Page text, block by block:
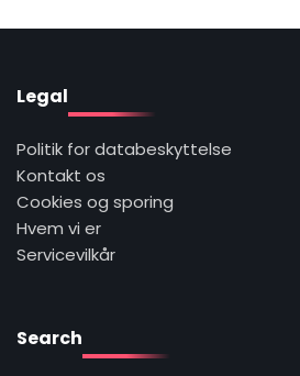
Legal
Politik for databeskyttelse
Kontakt os
Cookies og sporing
Hvem vi er
Servicevilkår
Search